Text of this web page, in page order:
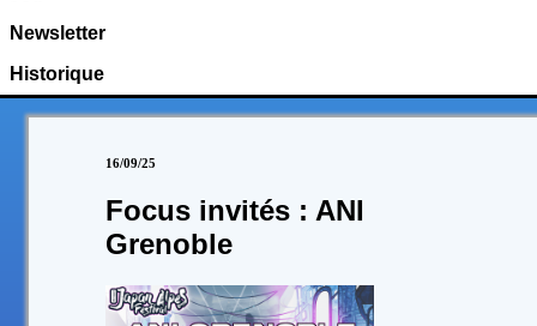
Newsletter
Historique
16/09/25
Focus invités : ANI
Grenoble